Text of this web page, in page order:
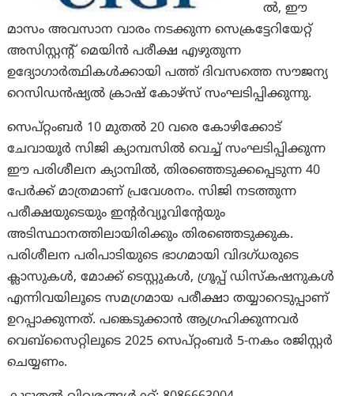
ൽ, ഈ
മാസം അവസാന വാരം നടക്കുന്ന സെക്രട്ടേറിയേറ്റ്
അസിസ്റ്റന്റ് മെയിൻ പരീക്ഷ എഴുതുന്ന
ഉദ്യോഗാർത്ഥികൾക്കായി പത്ത് ദിവസത്തെ സൗജന്യ
റെസിഡൻഷ്യൽ ക്രാഷ് കോഴ്സ് സംഘടിപ്പിക്കുന്നു.
സെപ്റ്റംബർ 10 മുതൽ 20 വരെ കോഴിക്കോട്
ചേവായൂർ സിജി ക്യാമ്പസിൽ വെച്ച് സംഘടിപ്പിക്കുന്ന
ഈ പരിശീലന ക്യാമ്പിൽ, തിരഞ്ഞെടുക്കപ്പെടുന്ന 40
പേർക്ക് മാത്രമാണ് പ്രവേശനം. സിജി നടത്തുന്ന
പരീക്ഷയുടെയും ഇന്റർവ്യൂവിന്റേയും
അടിസ്ഥാനത്തിലായിരിക്കും തിരഞ്ഞെടുക്കുക.
പരിശീലന പരിപാടിയുടെ ഭാഗമായി വിദഗ്ധരുടെ
ക്ലാസുകൾ, മോക്ക് ടെസ്റ്റുകൾ, ഗ്രൂപ്പ് ഡിസ്കഷനുകൾ
എന്നിവയിലൂടെ സമഗ്രമായ പരീക്ഷാ തയ്യാറെടുപ്പാണ്
ഉറപ്പാക്കുന്നത്. പങ്കെടുക്കാൻ ആഗ്രഹിക്കുന്നവർ
വെബ്സൈറ്റിലൂടെ 2025 സെപ്റ്റംബർ 5-നകം രജിസ്റ്റർ
ചെയ്യണം.